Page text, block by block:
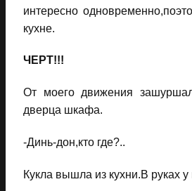
интересно
кухне.
ЧЕРТ!!!
От моего движения зашуршал
дверца шкафа.
-Динь-дон,кто где?..
Кукла вышла из кухни.В руках